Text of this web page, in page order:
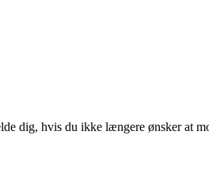
dig, hvis du ikke længere ønsker at